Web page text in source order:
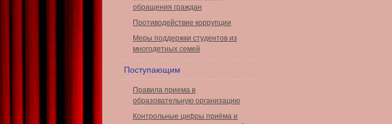
обращения граждан
Противодействие коррупции
Меры поддержки студентов из
многодетных семей
Поступающим
Правила приема в
образовательную организацию
Контрольные цифры приёма и